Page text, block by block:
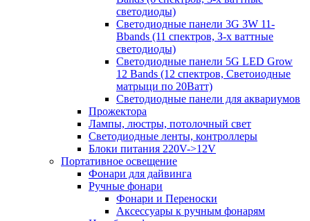
светодиоды)
Светодиодные панели 3G 3W 11-
Bbands (11 спектров, З-х ваттные
светодиоды)
Светодиодные панели 5G LЕD Grow
12 Bands (12 спектров, Светоиодные
матрыци по 20Ватт)
Светодиодные панели для аквариумов
Прожектора
Лампы, люстры, потолочный свет
Светодиодные ленты, контроллеры
Блоки питания 220V->12V
Портативное освещение
Фонари для дайвинга
Ручные фонари
Фонари и Переноски
Аксессуары к ручным фонарям